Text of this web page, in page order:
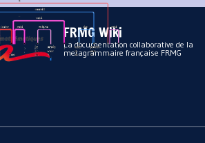
Aller au contenu principal
FRMG Wiki
La documentation collaborative de la
metagrammaire française FRMG